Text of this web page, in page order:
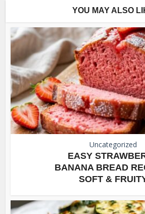
YOU MAY ALSO
Uncategorized
EASY
BANANA BREAD
SOFT &